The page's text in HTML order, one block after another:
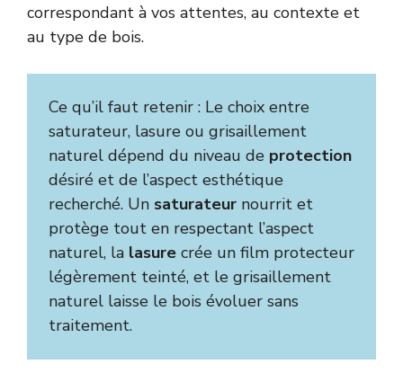
correspondant à vos attentes, au contexte et
au type de bois.
Ce qu’il faut retenir : Le choix entre
saturateur, lasure ou grisaillement
naturel dépend du niveau de protection
désiré et de l’aspect esthétique
recherché. Un saturateur nourrit et
protège tout en respectant l’aspect
naturel, la lasure crée un film protecteur
légèrement teinté, et le grisaillement
naturel laisse le bois évoluer sans
traitement.